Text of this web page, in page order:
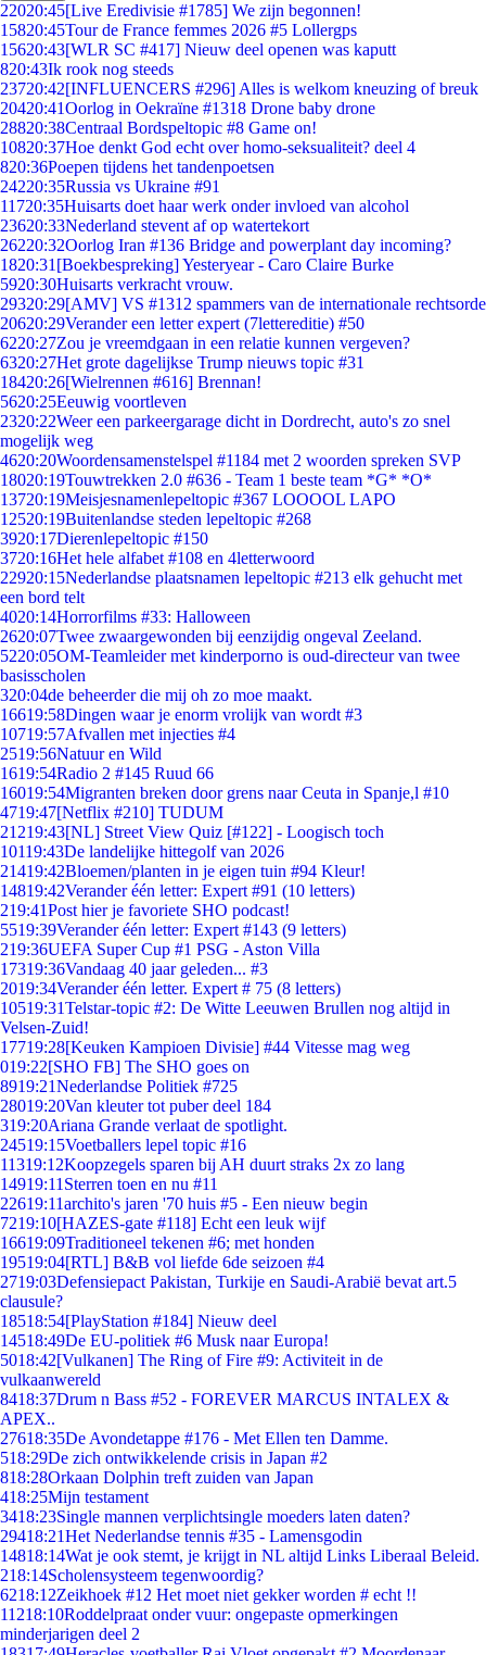
22020:45[Live Eredivisie #1785] We zijn begonnen!
15820:45Tour de France femmes 2026 #5 Lollergps
15620:43[WLR SC #417] Nieuw deel openen was kaputt
820:43Ik rook nog steeds
23720:42[INFLUENCERS #296] Alles is welkom kneuzing of breuk
20420:41Oorlog in Oekraïne #1318 Drone baby drone
28820:38Centraal Bordspeltopic #8 Game on!
10820:37Hoe denkt God echt over homo-seksualiteit? deel 4
820:36Poepen tijdens het tandenpoetsen
24220:35Russia vs Ukraine #91
11720:35Huisarts doet haar werk onder invloed van alcohol
23620:33Nederland stevent af op watertekort
26220:32Oorlog Iran #136 Bridge and powerplant day incoming?
1820:31 [Boekbespreking] Yesteryear - Caro Claire Burke
5920:30Huisarts verkracht vrouw.
29320:29[AMV] VS #1312 spammers van de internationale rechtsorde
20620:29Verander een letter expert (7lettereditie) #50
6220:27Zou je vreemdgaan in een relatie kunnen vergeven?
6320:27Het grote dagelijkse Trump nieuws topic #31
18420:26[Wielrennen #616] Brennan!
5620:25Eeuwig voortleven
2320:22Weer een parkeergarage dicht in Dordrecht, auto's zo snel
mogelijk weg
4620:20Woordensamenstelspel #1184 met 2 woorden spreken SVP
18020:19Touwtrekken 2.0 #636 - Team 1 beste team *G* *O*
13720:19Meisjesnamenlepeltopic #367 LOOOOL LAPO
12520:19Buitenlandse steden lepeltopic #268
3920:17Dierenlepeltopic #150
3720:16Het hele alfabet #108 en 4letterwoord
22920:15Nederlandse plaatsnamen lepeltopic #213 elk gehucht met
een bord telt
4020:14Horrorfilms #33: Halloween
2620:07Twee zwaargewonden bij eenzijdig ongeval Zeeland.
5220:05OM-Teamleider met kinderporno is oud-directeur van twee
basisscholen
320:04de beheerder die mij oh zo moe maakt.
16619:58Dingen waar je enorm vrolijk van wordt #3
10719:57Afvallen met injecties #4
2519:56Natuur en Wild
1619:54Radio 2 #145 Ruud 66
16019:54Migranten breken door grens naar Ceuta in Spanje,l #10
4719:47[Netflix #210] TUDUM
21219:43[NL] Street View Quiz [#122] - Loogisch toch
10119:43De landelijke hittegolf van 2026
21419:42Bloemen/planten in je eigen tuin #94 Kleur!
14819:42Verander één letter: Expert #91 (10 letters)
219:41Post hier je favoriete SHO podcast!
5519:39Verander één letter: Expert #143 (9 letters)
219:36UEFA Super Cup #1 PSG - Aston Villa
17319:36Vandaag 40 jaar geleden... #3
2019:34Verander één letter. Expert # 75 (8 letters)
10519:31Telstar-topic #2: De Witte Leeuwen Brullen nog altijd in
Velsen-Zuid!
17719:28[Keuken Kampioen Divisie] #44 Vitesse mag weg
019:22[SHO FB] The SHO goes on
8919:21Nederlandse Politiek #725
28019:20Van kleuter tot puber deel 184
319:20Ariana Grande verlaat de spotlight.
24519:15Voetballers lepel topic #16
11319:12Koopzegels sparen bij AH duurt straks 2x zo lang
14919:11 Sterren toen en nu #11
22619:11archito's jaren '70 huis #5 - Een nieuw begin
7219:10[HAZES-gate #118] Echt een leuk wijf
16619:09Traditioneel tekenen #6; met honden
19519:04[RTL] B&B vol liefde 6de seizoen #4
2719:03Defensiepact Pakistan, Turkije en Saudi-Arabië bevat art.5
clausule?
18518:54[PlayStation #184] Nieuw deel
14518:49De EU-politiek #6 Musk naar Europa!
5018:42[Vulkanen] The Ring of Fire #9: Activiteit in de
vulkaanwereld
8418:37Drum n Bass #52 - FOREVER MARCUS INTALEX &
APEX..
27618:35De Avondetappe #176 - Met Ellen ten Damme.
518:29De zich ontwikkelende crisis in Japan #2
818:28Orkaan Dolphin treft zuiden van Japan
418:25Mijn testament
3418:23Single mannen verplichtsingle moeders laten daten?
29418:21Het Nederlandse tennis #35 - Lamensgodin
14818:14Wat je ook stemt, je krijgt in NL altijd Links Liberaal Beleid.
218:14Scholensysteem tegenwoordig?
6218:12Zeikhoek #12 Het moet niet gekker worden # echt !!
11218:10Roddelpraat onder vuur: ongepaste opmerkingen
minderjarigen deel 2